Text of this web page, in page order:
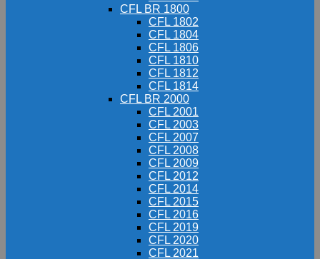
CFL BR 1800
CFL 1802
CFL 1804
CFL 1806
CFL 1810
CFL 1812
CFL 1814
CFL BR 2000
CFL 2001
CFL 2003
CFL 2007
CFL 2008
CFL 2009
CFL 2012
CFL 2014
CFL 2015
CFL 2016
CFL 2019
CFL 2020
CFL 2021